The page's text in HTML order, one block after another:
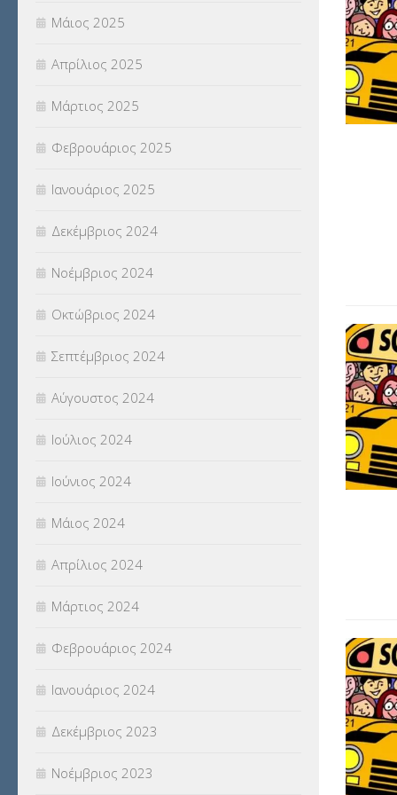
Μάιος 2025
Απρίλιος 2025
Μάρτιος 2025
Φεβρουάριος 2025
Ιανουάριος 2025
Δεκέμβριος 2024
Νοέμβριος 2024
Οκτώβριος 2024
Σεπτέμβριος 2024
Αύγουστος 2024
Ιούλιος 2024
Ιούνιος 2024
Μάιος 2024
Απρίλιος 2024
Μάρτιος 2024
Φεβρουάριος 2024
Ιανουάριος 2024
Δεκέμβριος 2023
Νοέμβριος 2023